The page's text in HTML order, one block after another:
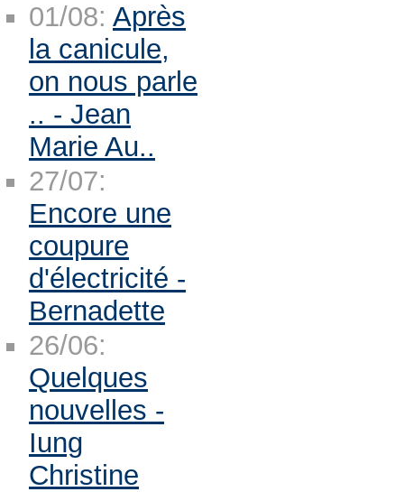
01/08: Après
la canicule,
on nous parle
.. - Jean
Marie Au..
27/07:
Encore une
coupure
d'électricité -
Bernadette
26/06:
Quelques
nouvelles -
Iung
Christine